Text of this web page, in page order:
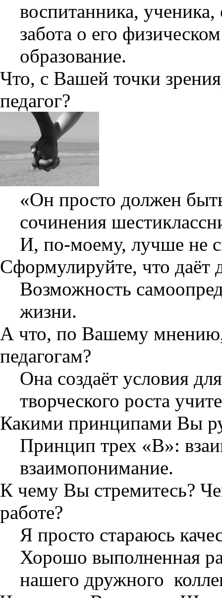
воспитанника,
забота о его
образование.
Что, с Вашей точки
педагог?
«Он просто должен
сочинения
И, по-моему, лучше не
Сформулируйте, что
Возможность
жизни.
А что, по Вашему
педагогам?
Она создаёт условия
творческого роста
Какими принципами Вы
Принцип трех «В»:
взаимопонимание.
К чему Вы стремитесь?
работе?
Я просто стараюсь
Хорошо выполненная
нашего дружного